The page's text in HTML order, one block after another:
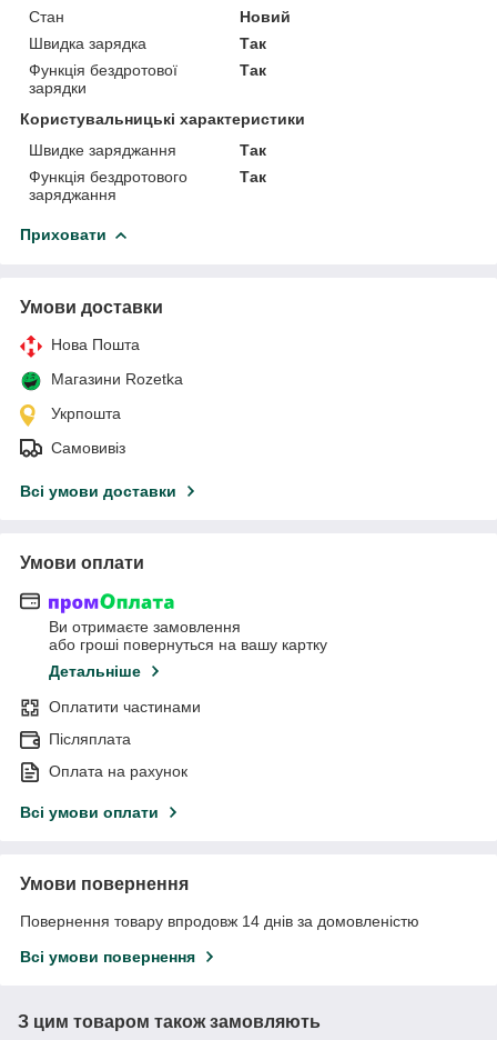
Стан
Новий
Швидка зарядка
Так
Функція бездротової
зарядки
Так
Користувальницькі характеристики
Швидке заряджання
Так
Функція бездротового
заряджання
Так
Приховати
Умови доставки
Нова Пошта
Магазини Rozetka
Укрпошта
Самовивіз
Всі умови доставки
Умови оплати
Ви отримаєте замовлення
або гроші повернуться на вашу картку
Детальніше
Оплатити частинами
Післяплата
Оплата на рахунок
Всі умови оплати
Умови повернення
Повернення товару впродовж 14 днів за домовленістю
Всі умови повернення
З цим товаром також замовляють